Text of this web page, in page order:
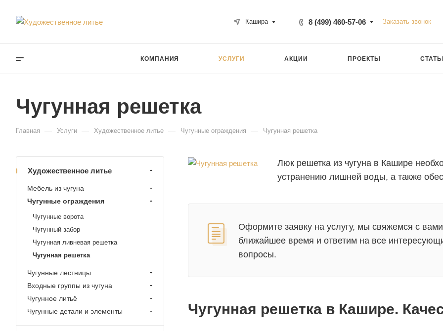
Кашира 8 (499) 460-57-06 Заказать звонок
КОМПАНИЯ УСЛУГИ АКЦИИ ПРОЕКТЫ
Чугунная решетка
Главная — Услуги — Художественное литье — Чугунные ограждения — Чугунная решетка
Люк решетка из чугуна в Кашире
устранению лишней воды, а также
Оформите заявку на услугу, мы свяжемся с
ближайшее время и ответим на все
вопросы.
Чугунная решетка в Кашире.
Художественное литье
Мебель из чугуна
Чугунные ограждения
Чугунные ворота
Чугунный забор
Чугунная ливневая решетка
Чугунная решетка
Чугунные лестницы
Входные группы из чугуна
Чугунное литьё
Чугунные детали и элементы